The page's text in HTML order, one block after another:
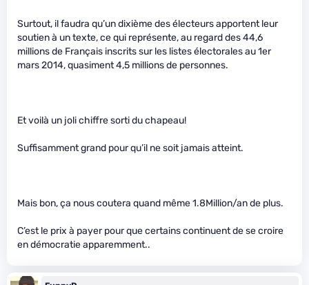
Surtout, il faudra qu’un dixième des électeurs apportent leur
soutien à un texte, ce qui représente, au regard des 44,6
millions de Français inscrits sur les listes électorales au 1er
mars 2014, quasiment 4,5 millions de personnes.
Et voilà un joli chiffre sorti du chapeau!
Suffisamment grand pour qu’il ne soit jamais atteint.
Mais bon, ça nous coutera quand même 1.8Million/an de plus.
C’est le prix à payer pour que certains continuent de se croire
en démocratie apparemment..